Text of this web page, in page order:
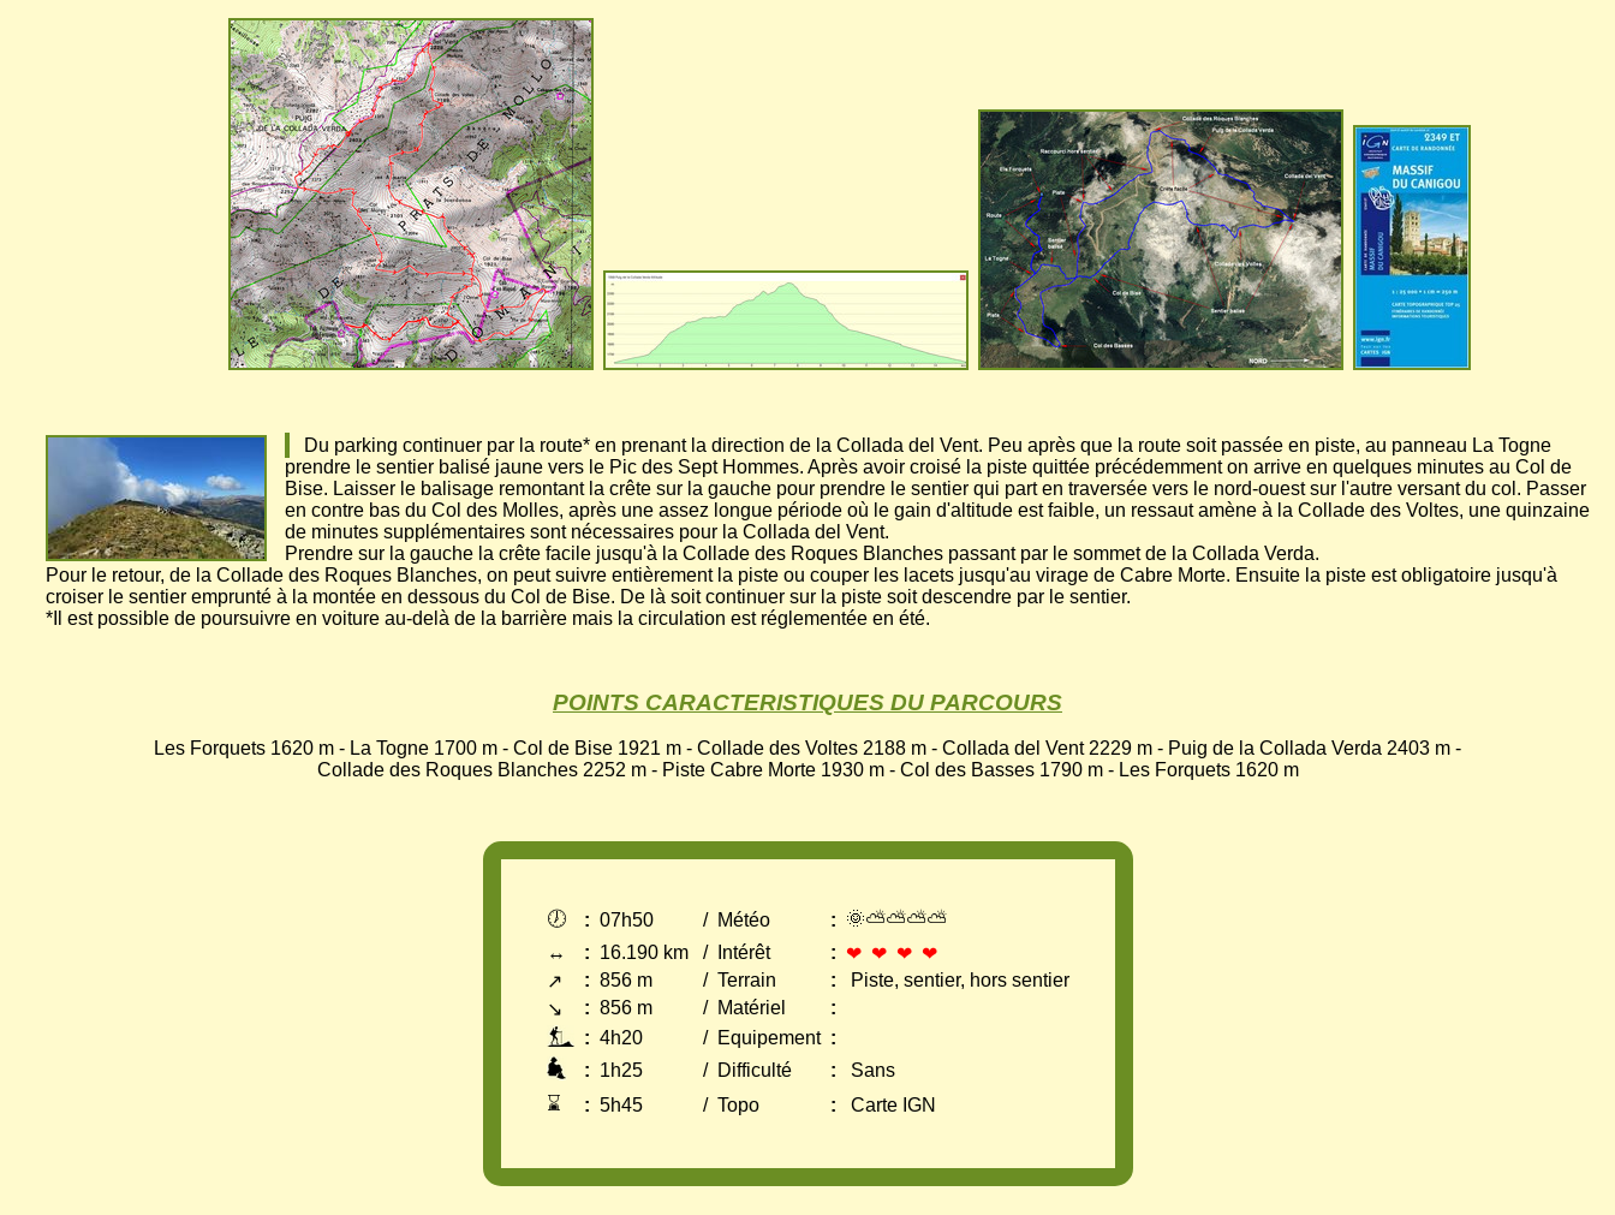
Du parking continuer par la route* en prenant la direction de la Collada del Vent. Peu après que la route soit passée en piste, au panneau La Togne
prendre le sentier balisé jaune vers le Pic des Sept Hommes. Après avoir croisé la piste quittée précédemment on arrive en quelques minutes au Col de
Bise. Laisser le balisage remontant la crête sur la gauche pour prendre le sentier qui part en traversée vers le nord-ouest sur l'autre versant du col. Passer
en contre bas du Col des Molles, après une assez longue période où le gain d'altitude est faible, un ressaut amène à la Collade des Voltes, une quinzaine
de minutes supplémentaires sont nécessaires pour la Collada del Vent.
Prendre sur la gauche la crête facile jusqu'à la Collade des Roques Blanches passant par le sommet de la Collada Verda.
Pour le retour, de la Collade des Roques Blanches, on peut suivre entièrement la piste ou couper les lacets jusqu'au virage de Cabre Morte. Ensuite la piste est obligatoire jusqu'à
croiser le sentier emprunté à la montée en dessous du Col de Bise. De là soit continuer sur la piste soit descendre par le sentier.
*Il est possible de poursuivre en voiture au-delà de la barrière mais la circulation est réglementée en été.
POINTS CARACTERISTIQUES DU PARCOURS
Les Forquets 1620 m - La Togne 1700 m - Col de Bise 1921 m - Collade des Voltes 2188 m - Collada del Vent 2229 m - Puig de la Collada Verda 2403 m -
Collade des Roques Blanches 2252 m - Piste Cabre Morte 1930 m - Col des Basses 1790 m - Les Forquets 1620 m
🕖 : 07h50 / Météo : 🌞⛅⛅⛅⛅
↔
: 16.190 km / Intérêt : ❤ ❤ ❤ ❤
↗
: 856 m / Terrain :
Piste, sentier, hors sentier
↘
: 856 m / Matériel
:
: 4h20 / Equipement :
: 1h25 / Difficulté :
Sans
⌛
: 5h45 / Topo : Carte IGN